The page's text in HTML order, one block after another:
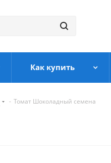
Как купить
- Томат Шоколадный семена